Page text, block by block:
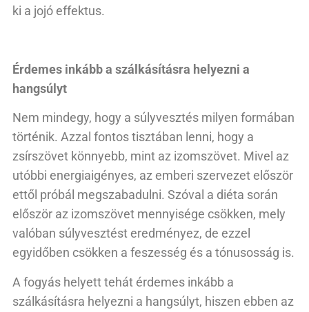
ki a jojó effektus.
Érdemes inkább a szálkásításra helyezni a
hangsúlyt
Nem mindegy, hogy a súlyvesztés milyen formában
történik. Azzal fontos tisztában lenni, hogy a
zsírszövet könnyebb, mint az izomszövet. Mivel az
utóbbi energiaigényes, az emberi szervezet először
ettől próbál megszabadulni. Szóval a diéta során
először az izomszövet mennyisége csökken, mely
valóban súlyvesztést eredményez, de ezzel
egyidőben csökken a feszesség és a tónusosság is.
A fogyás helyett tehát érdemes inkább a
szálkásításra helyezni a hangsúlyt, hiszen ebben az